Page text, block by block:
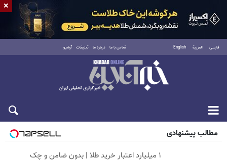
فارسی العربية English تماس با ما درباره ما تبلیغات آرشیو
جمعه ۱۶ مرداد ۱۴۰۵
مطالب پیشنهادی
۱ میلیارد اعتبار خرید طلا | بدون ضامن و چک
×